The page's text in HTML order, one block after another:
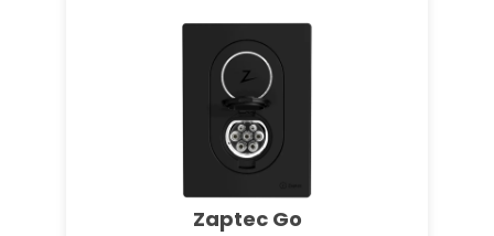
Zaptec Go
Marstek Venus-E 5,12 kWh
Stekkerbatterij - Plug & play